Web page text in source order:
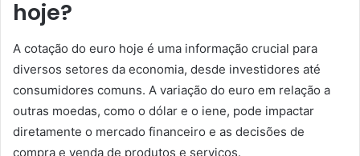
hoje?
A cotação do euro hoje é uma informação crucial para
diversos setores da economia, desde investidores até
consumidores comuns. A variação do euro em relação a
outras moedas, como o dólar e o iene, pode impactar
diretamente o mercado financeiro e as decisões de
compra e venda de produtos e serviços.